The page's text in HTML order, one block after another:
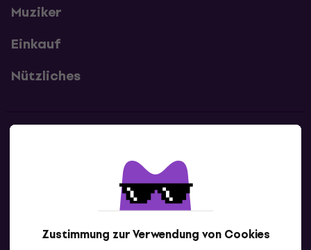
Zustimmung zur Verwendung von Cookies
Muziker
Einkauf
Nützliches
Kontaktiere uns